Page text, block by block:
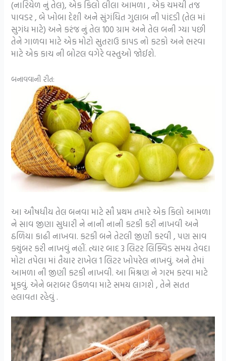
(નારિયેળ નું તેલ), એક કિલો લીલા આમળા , એક ચમચી તજ
પાવડર , બે ખોબા દેશી અને સુંગંધિત ગુલાબ ની પાંદડી (તેલ માં
સુગંધ માટે) અને કરંજ નું તેલ 100 ગ્રામ અને તેલ બની ગ્યા પછી
તેને ગાળવા માટે એક મોટો સુતરાઉ કાપડ નો કટકો અને ભરવા
માટે એક કાચ ની બોટલ વગેરે વસ્તુઓ જોઈશે.
બનાવવાની રીત:
આ ઔષધીય તેલ બનવા માટે સૌ પ્રથમ તમારે એક કિલો આમળા
ને સાવ જીણા સુધારી ને નાની નાની કટકી કરી નાખવી અને
ઠળિયા કાઢી નાખવા. કટકી બને તેટલી જીણી કરવી , પણ સાવ
ક્ચુંબર કરી નાખવું નહીં. ત્યાર બાદ 3 લિટર લિક્વિડ સમય તેવદા
મોટા તપેલા માં તૈયાર રાખેલ 1 લિટર ખોપરેલ નાખવું. અને તેમાં
આમળા ની જીણી કટકી નાખવી. આ મિશ્રણ ને ગરમ કરવા માટે
મૂકવું. એને બરાબર ઉકળવા માટે સમય લાગશે , તેને સતત
હલાવતા રહેવું .